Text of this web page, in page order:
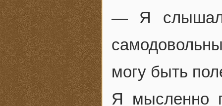
— Я
могу быть
Я мысленно